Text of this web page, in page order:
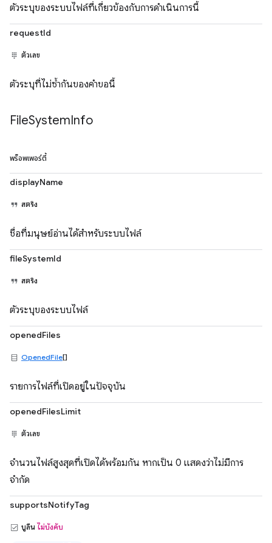
ตัวระบุของระบบไฟล์ที่เกี่ยวข้องกับการดำเนินการนี้
requestId
ตัวเลข
ตัวระบุที่ไม่ซ้ำกันของคำขอนี้
FileSystemInfo
พร็อพเพอร์ตี้
displayName
สตริง
ชื่อที่มนุษย์อ่านได้สำหรับระบบไฟล์
fileSystemId
สตริง
ตัวระบุของระบบไฟล์
openedFiles
OpenedFile[]
รายการไฟล์ที่เปิดอยู่ในปัจจุบัน
openedFilesLimit
ตัวเลข
จำนวนไฟล์สูงสุดที่เปิดได้พร้อมกัน หากเป็น 0 แสดงว่าไม่มีการ
จำกัด
supportsNotifyTag
บูลีน ไม่บังคับ